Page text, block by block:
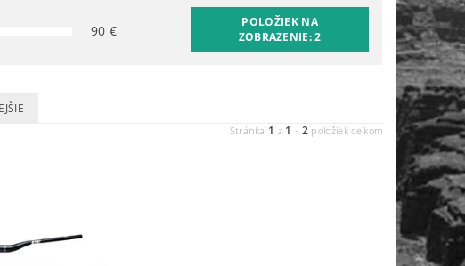
90 €
POLOŽIEK NA
ZOBRAZENIE:2
Stránka 1 z 1 - 2 položiek celkom